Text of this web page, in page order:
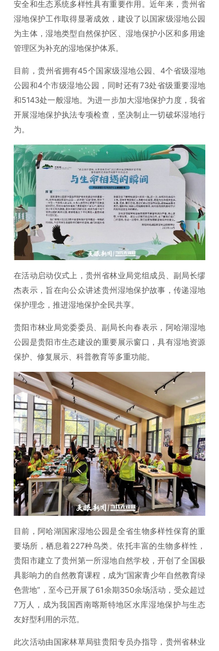
安全和生态系统多样性具有重要作用。近年来，贵州省
湿地保护工作取得显著成效，建设了以国家级湿地公园
为主体，湿地类型自然保护区、湿地保护小区和多用途
管理区为补充的湿地保护体系。
目前，贵州省拥有45个国家级湿地公园、4个省级湿地
公园和4个市级湿地公园，同时还有73处省级重要湿地
和5143处一般湿地。为进一步加大湿地保护力度，我省
开展湿地保护执法专项检查，坚决制止一切破坏湿地行
为。
在活动启动仪式上，贵州省林业局党组成员、副局长缪
杰表示，旨在向公众讲述贵州湿地保护故事，传递湿地
保护理念，推进湿地保护全民共享。
贵阳市林业局党委委员、副局长向春表示，阿哈湖湿地
公园是贵阳市生态建设的重要展示窗口，具有湿地资源
保护、修复展示、科普教育等多重功能。
目前，阿哈湖国家湿地公园是全省生物多样性保育的重
要场所，栖息着227种鸟类。依托丰富的生物多样性，
贵阳市建立了贵州第一所湿地自然学校，开创了全国极
具影响力的自然教育课程，成为“国家青少年自然教育绿
色营地”，至今已开展了61余期350余场活动，受众超过
7万人，成为我国西南喀斯特地区水库湿地保护与生态
友好型利用的示范。
此次活动由国家林草局驻贵阳专员办指导，贵州省林业